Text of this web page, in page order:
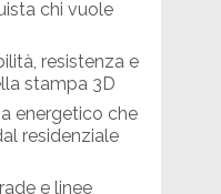
chi vuole
resistenza e
stampa 3D
energetico che
residenziale
e linee